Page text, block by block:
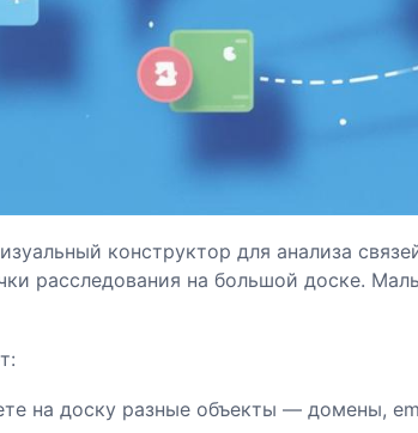
конструктор для анализа
расследования на большой доске.
на доску разные объекты — домены,